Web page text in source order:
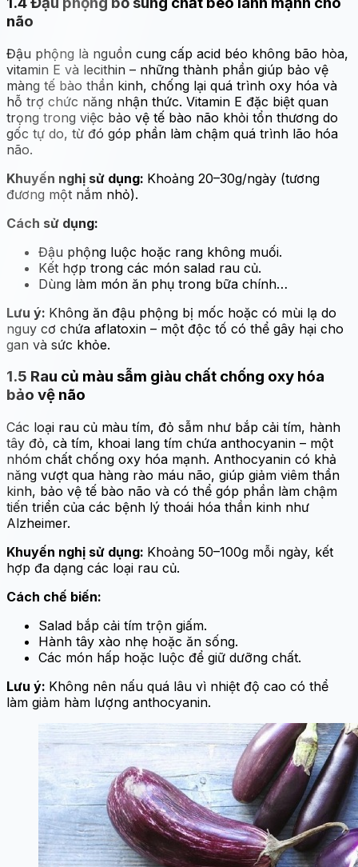
não
Đậu phộng là nguồn cung cấp acid béo không bão hòa,
vitamin E và lecithin – những thành phần giúp bảo vệ
màng tế bào thần kinh, chống lại quá trình oxy hóa và
hỗ trợ chức năng nhận thức. Vitamin E đặc biệt quan
trọng trong việc bảo vệ tế bào não khỏi tổn thương do
gốc tự do, từ đó góp phần làm chậm quá trình lão hóa
não.
Khuyến nghị sử dụng: Khoảng 20–30g/ngày (tương
đương một nắm nhỏ).
Cách sử dụng:
Đậu phộng luộc hoặc rang không muối.
Kết hợp trong các món salad rau củ.
Dùng làm món ăn phụ trong bữa chính…
Lưu ý: Không ăn đậu phộng bị mốc hoặc có mùi lạ do
nguy cơ chứa aflatoxin – một độc tố có thể gây hại cho
gan và sức khỏe.
1.5 Rau củ màu sẫm giàu chất chống oxy hóa
bảo vệ não
Các loại rau củ màu tím, đỏ sẫm như bắp cải tím, hành
tây đỏ, cà tím, khoai lang tím chứa anthocyanin – một
nhóm chất chống oxy hóa mạnh. Anthocyanin có khả
năng vượt qua hàng rào máu não, giúp giảm viêm thần
kinh, bảo vệ tế bào não và có thể góp phần làm chậm
tiến triển của các bệnh lý thoái hóa thần kinh như
Alzheimer.
Khuyến nghị sử dụng: Khoảng 50–100g mỗi ngày, kết
hợp đa dạng các loại rau củ.
Cách chế biến:
Salad bắp cải tím trộn giấm.
Hành tây xào nhẹ hoặc ăn sống.
Các món hấp hoặc luộc để giữ dưỡng chất.
Lưu ý: Không nên nấu quá lâu vì nhiệt độ cao có thể
làm giảm hàm lượng anthocyanin.